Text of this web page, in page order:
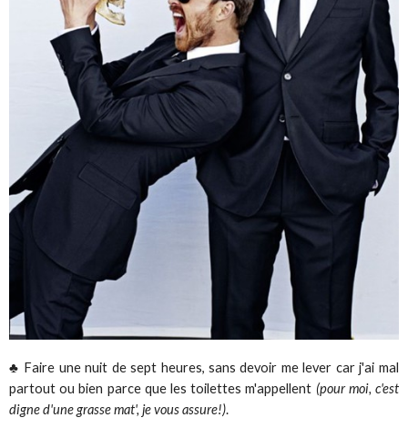
♣ Faire une nuit de sept heures, sans devoir me lever car j'ai mal
partout ou bien parce que les toilettes m'appellent (pour moi, c'est
digne d'une grasse mat', je vous assure!).